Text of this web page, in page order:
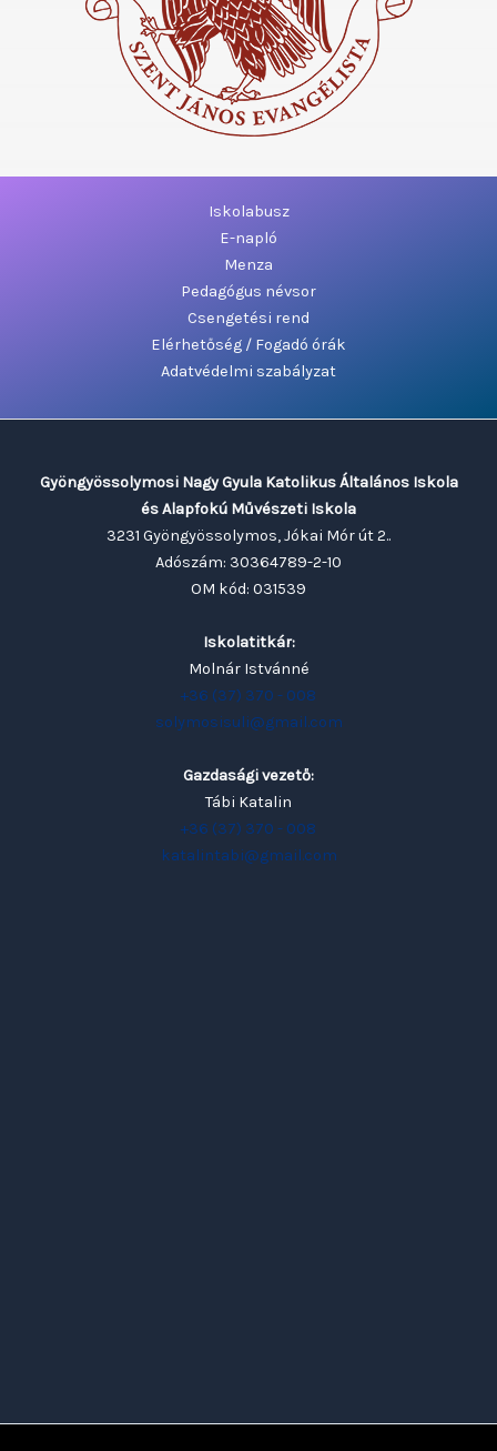
Iskolabusz
E-napló
Menza
Pedagógus névsor
Csengetési rend
Elérhetőség / Fogadó órák
Adatvédelmi szabályzat
Gyöngyössolymosi Nagy Gyula Katolikus Általános Iskola
és Alapfokú Művészeti Iskola
3231 Gyöngyössolymos, Jókai Mór út 2..
Adószám: 30364789-2-10
OM kód: 031539
Iskolatitkár:
Molnár Istvánné
+36 (37) 370 - 008
solymosisuli@gmail.com
Gazdasági vezető:
Tábi Katalin
+36 (37) 370 - 008
katalintabi@gmail.com